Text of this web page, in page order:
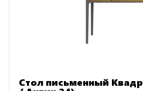
Стол письменный